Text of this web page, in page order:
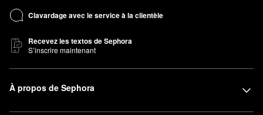
Clavardage avec le service à la clientèle
Recevez les textos de Sephora
S’inscrire maintenant
À propos de Sephora